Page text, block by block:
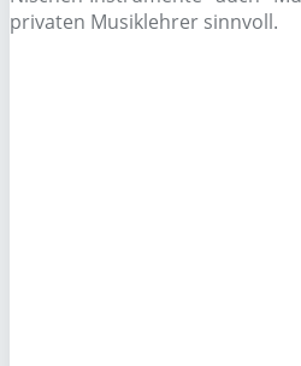
privaten Musiklehrer sinnvoll.